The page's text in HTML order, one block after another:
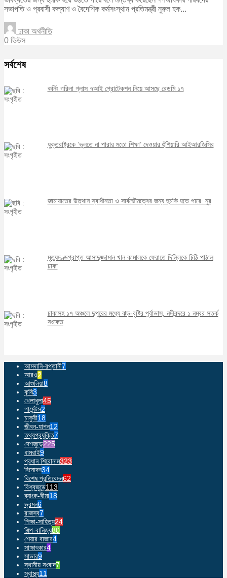
সভাপতি ও প্রবাসী কল্যাণ ও বৈদেশিক কর্মসংস্থান প্রতিমন্ত্রী নুরুল হক...
ঢাকা অর্থনীতি
0 ভিউস
সর্বশেষ
কর্নিং গরিলা গ্লাস ৭আই প্রোটেকশন নিয়ে আসছে রেডমি ১৭
যুক্তরাষ্ট্রকে ‘ভুলতে না পারার মতো শিক্ষা’ দেওয়ার হুঁশিয়ারি আইআরজিসির
জামায়াতের উত্থান স্বাধীনতা ও সার্বভৌমত্বের জন্য হুমকি হতে পারে: নুর
মৃত্যুদণ্ডপ্রাপ্ত আসাদুজ্জামান খান কামালকে ফেরাতে দিল্লিকে চিঠি পাঠাল
ঢাকা
ঢাকাসহ ১৭ অঞ্চলে দুপুরের মধ্যে ঝড়-বৃষ্টির পূর্বাভাস, নদীবন্দরে ১ নম্বর সতর্ক
সংকেত
আমদানি-রপ্তানী7
আরও2
আশুলিয়া8
কৃষি3
খেলাধুলা45
গার্মেন্টস2
চাকুরী18
জীবন-যাপন12
তথ্যপ্রযুক্তি7
দেশজুড়ে225
ধামরাই9
প্রধান শিরোনাম323
বিনোদন34
বিশেষ প্রতিবেদন62
বিশ্বজুড়ে113
ব্যাংক-বীমা18
ভ্রমন6
রাজস্ব7
শিক্ষা-সাহিত্য24
শিল্প-বানিজ্য80
শেয়ার বাজার4
সাক্ষাৎকার4
সাভার9
স্থানীয় সংবাদ7
স্বাস্থ্য11